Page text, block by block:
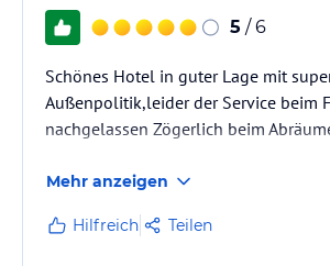
5 / 6
Schönes Hotel in guter Lage mit
Außenpolitik,leider der Service beim
nachgelassen Zögerlich beim
Mehr anzeigen
Hilfreich Teilen